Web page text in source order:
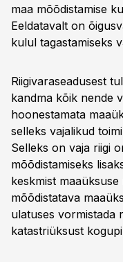
maa mõõdistamise
Eeldatavalt on
kulul tagastamiseks
Riigivaraseadusest
kandma kõik nende
hoonestamata
selleks vajalikud
Selleks on vaja riigi
mõõdistamiseks
keskmist
mõõdistatava
ulatuses vormistada
katastriüksust